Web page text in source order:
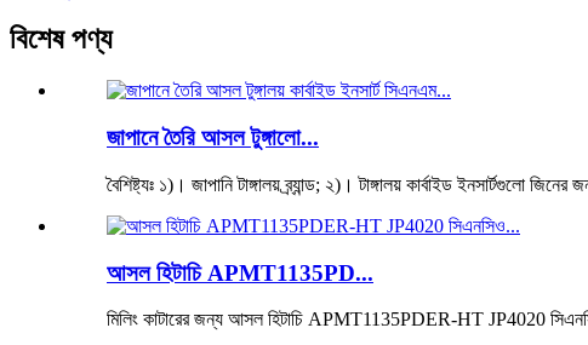
বিশেষ পণ্য
জাপানে তৈরি আসল টুঙ্গালো...
বৈশিষ্ট্যঃ ১)। জাপানি টাঙ্গালয় ব্র্যান্ড; ২)। টাঙ্গালয় কার্বাইড ইনসার্টগুলো জিনের
আসল হিটাচি APMT1135PD...
মিলিং কাটারের জন্য আসল হিটাচি APMT1135PDER-HT JP4020